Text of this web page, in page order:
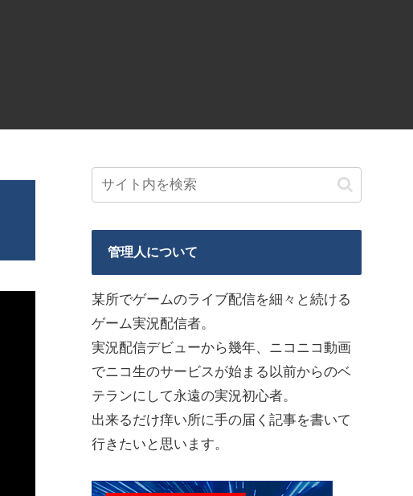
管理人について
某所でゲームのライブ配信を細々と続ける
ゲーム実況配信者。
実況配信デビューから幾年、ニコニコ動画
でニコ生のサービスが始まる以前からのベ
テランにして永遠の実況初心者。
出来るだけ痒い所に手の届く記事を書いて
行きたいと思います。